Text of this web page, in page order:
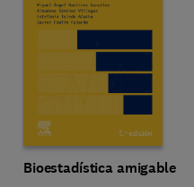
Bioestadística amigable